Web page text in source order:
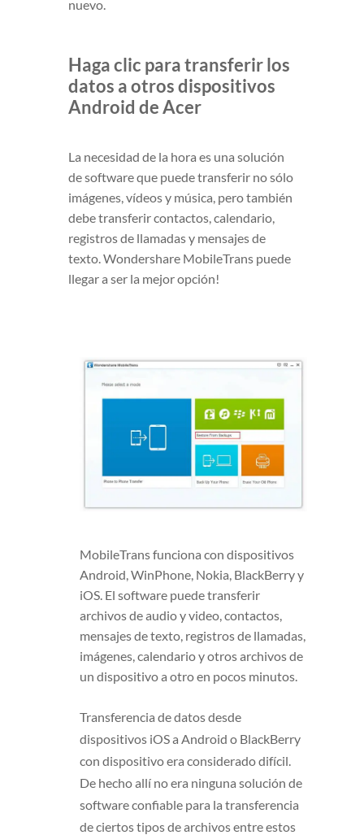
nuevo.
Haga clic para transferir los
datos a otros dispositivos
Android de Acer
La necesidad de la hora es una solución
de software que puede transferir no sólo
imágenes, vídeos y música, pero también
debe transferir contactos, calendario,
registros de llamadas y mensajes de
texto. Wondershare MobileTrans puede
llegar a ser la mejor opción!
MobileTrans funciona con dispositivos
Android, WinPhone, Nokia, BlackBerry y
iOS. El software puede transferir
archivos de audio y video, contactos,
mensajes de texto, registros de llamadas,
imágenes, calendario y otros archivos de
un dispositivo a otro en pocos minutos.
Transferencia de datos desde
dispositivos iOS a Android o BlackBerry
con dispositivo era considerado difícil.
De hecho allí no era ninguna solución de
software confiable para la transferencia
de ciertos tipos de archivos entre estos